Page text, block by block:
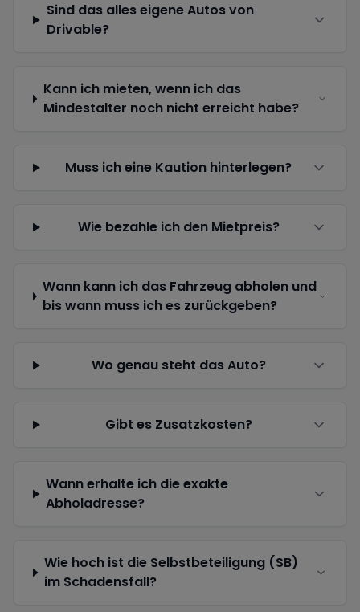
Sind das alles eigene Autos von
Drivable?
Kann ich mieten, wenn ich das
Mindestalter noch nicht erreicht habe?
Muss ich eine Kaution hinterlegen?
Wie bezahle ich den Mietpreis?
Wann kann ich das Fahrzeug abholen und
bis wann muss ich es zurückgeben?
Wo genau steht das Auto?
Gibt es Zusatzkosten?
Wann erhalte ich die exakte
Abholadresse?
Wie hoch ist die Selbstbeteiligung (SB)
im Schadensfall?